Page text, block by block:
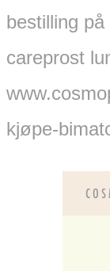
bestilling
careprost
kjøpe-